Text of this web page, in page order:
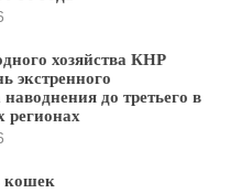
хозяйства КНР
экстренного
до третьего в
регионах
кошек